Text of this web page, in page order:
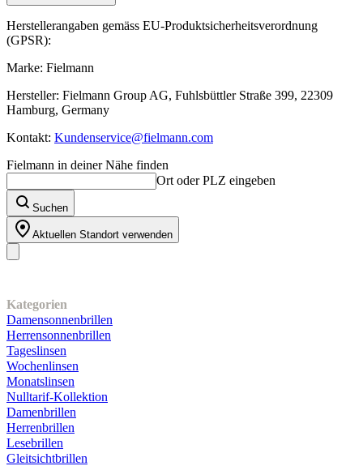
Herstellerangaben gemäss EU-Produktsicherheitsverordnung
(GPSR):
Marke: Fielmann
Hersteller: Fielmann Group AG, Fuhlsbüttler Straße 399, 22309
Hamburg, Germany
Kontakt: Kundenservice@fielmann.com
Fielmann in deiner Nähe finden
Ort oder PLZ eingeben
Suchen
Aktuellen Standort verwenden
Kategorien
Damensonnenbrillen
Herrensonnenbrillen
Tageslinsen
Wochenlinsen
Monatslinsen
Nulltarif-Kollektion
Damenbrillen
Herrenbrillen
Lesebrillen
Gleitsichtbrillen